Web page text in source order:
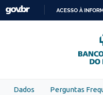
Skip to main content
ACESSO À
Dados Perguntas